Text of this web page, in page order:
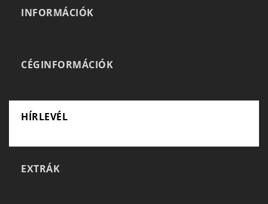
INFORMÁCIÓK
CÉGINFORMÁCIÓK
HÍRLEVÉL
EXTRÁK